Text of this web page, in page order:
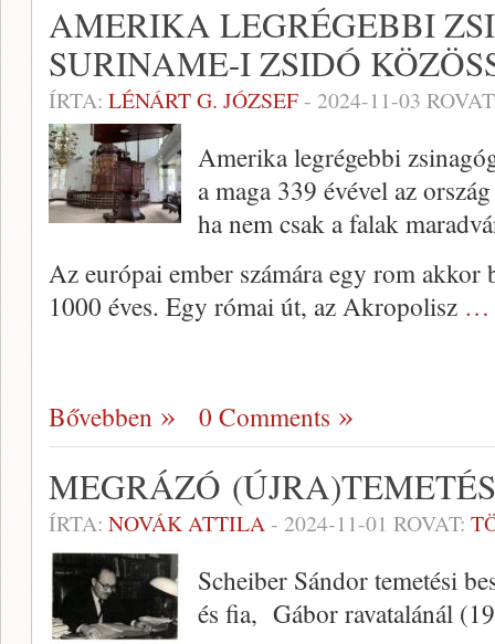
AMERIKA LEGRÉGEBBI
SURINAME-I ZSIDÓ
ÍRTA: LÉNÁRT G. JÓZSEF- 2024-11-03
Amerika legrégebbi
a maga 339 évével az
ha nem csak a falak
Az európai ember számára egy rom akkor
1000 éves. Egy római út, az Akropolisz …
Bővebben 0 Comments
MEGRÁZÓ (ÚJRA)TEMETÉS
ÍRTA: NOVÁK ATTILA- 2024-11-01 ROVAT:
Scheiber Sándor temetési
és fia, Gábor ravatalánál